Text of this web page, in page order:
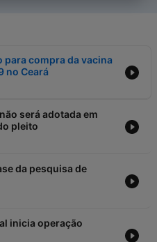
compra da vacina
no Ceará
será adotada em
pleito
da pesquisa de
inicia operação